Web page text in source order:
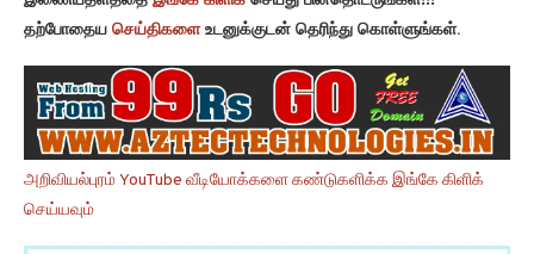
தற்போதைய செய்திகளைஉடனுக்குடன் தெரிந்து கொள்ளுங்கள்.
அறிவியல்புரம் YouTube வீடியோக்களை கண்டுகளிக்க இங்கே கிளிக்
செய்யவும்